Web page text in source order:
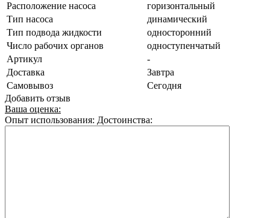
Расположение насоса
горизонтальный
Тип насоса
динамический
Тип подвода жидкости
односторонний
Число рабочих органов
одноступенчатый
Артикул
-
Доставка
Завтра
Самовывоз
Сегодня
Добавить отзыв
Ваша оценка:
Опыт использования: Достоинства: